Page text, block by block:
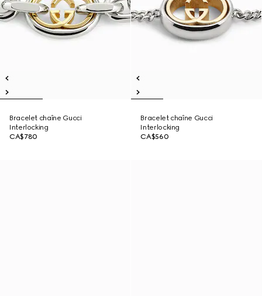
Bracelet chaîne Gucci
Interlocking
CA$780
Bracelet chaîne Gucci
Interlocking
CA$560